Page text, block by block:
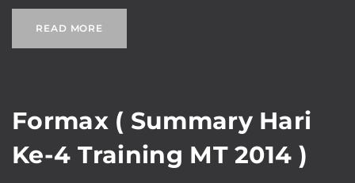
READ MORE
Formax ( Summary Hari
Ke-4 Training MT 2014 )